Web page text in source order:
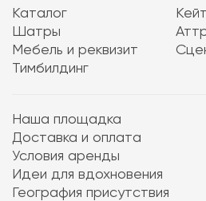
Каталог
Шатры
Мебель и реквизит
Тимбилдинг
Наша площадка
Доставка и оплата
Условия аренды
Идеи для вдохновения
География присутствия